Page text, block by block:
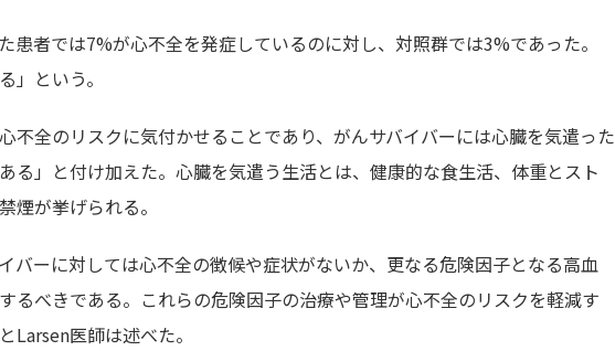
患者では7%が心不全を発症しているのに対し、対照群では3%であった。
」という。
不全のリスクに気付かせることであり、がんサバイバーには心臓を気遣った
る」と付け加えた。心臓を気遣う生活とは、健康的な食生活、体重とスト
煙が挙げられる。
バーに対しては心不全の徴候や症状がないか、更なる危険因子となる高血
るべきである。これらの危険因子の治療や管理が心不全のリスクを軽減す
Larsen医師は述べた。